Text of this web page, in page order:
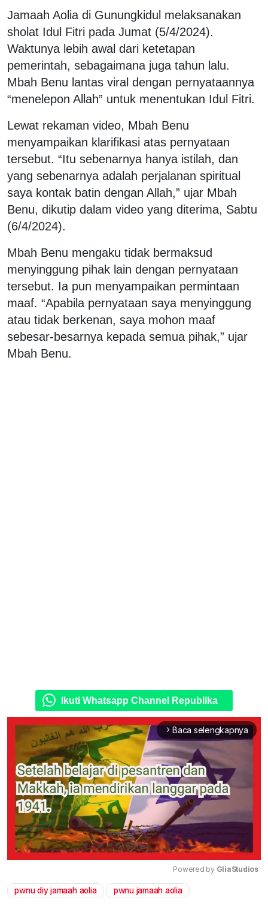
Jamaah Aolia di Gunungkidul melaksanakan
sholat Idul Fitri pada Jumat (5/4/2024).
Waktunya lebih awal dari ketetapan
pemerintah, sebagaimana juga tahun lalu.
Mbah Benu lantas viral dengan pernyataannya
“menelepon Allah” untuk menentukan Idul Fitri.
Lewat rekaman video, Mbah Benu
menyampaikan klarifikasi atas pernyataan
tersebut. “Itu sebenarnya hanya istilah, dan
yang sebenarnya adalah perjalanan spiritual
saya kontak batin dengan Allah,” ujar Mbah
Benu, dikutip dalam video yang diterima, Sabtu
(6/4/2024).
Mbah Benu mengaku tidak bermaksud
menyinggung pihak lain dengan pernyataan
tersebut. Ia pun menyampaikan permintaan
maaf. “Apabila pernyataan saya menyinggung
atau tidak berkenan, saya mohon maaf
sebesar-besarnya kepada semua pihak,” ujar
Mbah Benu.
Ikuti Whatsapp Channel Republika
arrow_forward_ios Baca selengkapnya
Powered by GliaStudios
pwnu diy jamaah aolia pwnu jamaah aolia